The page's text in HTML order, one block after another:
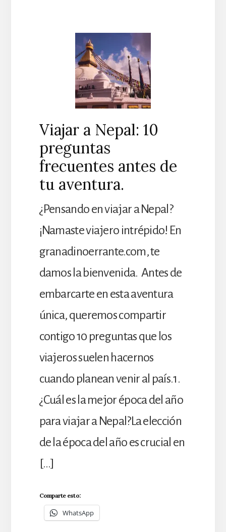
Viajar a Nepal: 10
preguntas
frecuentes antes de
tu aventura.
¿Pensando en viajar a Nepal?
¡Namaste viajero intrépido! En
granadinoerrante.com, te
damos la bienvenida. Antes de
embarcarte en esta aventura
única, queremos compartir
contigo 10 preguntas que los
viajeros suelen hacernos
cuando planean venir al país.1.
¿Cuál es la mejor época del año
para viajar a Nepal?La elección
de la época del año es crucial en
[…]
Comparte esto:
WhatsApp